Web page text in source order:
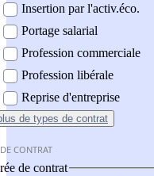
Insertion par l'activ.éco.
Portage salarial
Profession commerciale
Profession libérale
Reprise d'entreprise
de types de contrat
CONTRAT
de contrat